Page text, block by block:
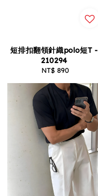
短排扣翻領針織polo短T -
210294
Regular
NT$ 890